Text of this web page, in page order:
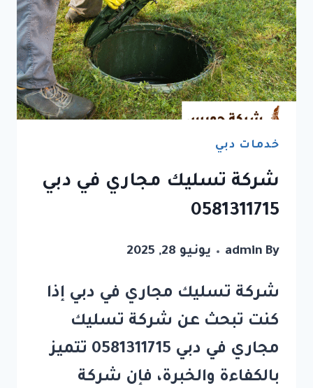
خدمات دبي
شركة تسليك مجاري في دبي
0581311715
By
admin يونيو 28, 2025
شركة تسليك مجاري في دبي إذا
كنت تبحث عن شركة تسليك
مجاري في دبي 0581311715 تتميز
بالكفاءة والخبرة، فإن شركة